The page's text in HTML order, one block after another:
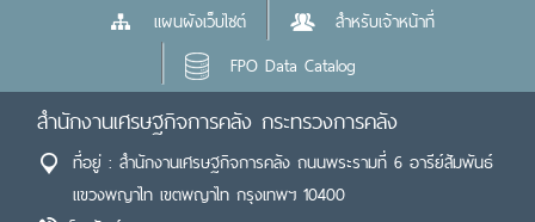
แผนผังเว็บไซต์
สำหรับเจ้าหน้าที่
FPO Data Catalog
สำนักงานเศรษฐกิจการคลัง กระทรวงการคลัง
ที่อยู่ : สำนักงานเศรษฐกิจการคลัง ถนนพระรามที่ 6 อารีย์สัมพันธ์
แขวงพญาไท เขตพญาไท กรุงเทพฯ 10400